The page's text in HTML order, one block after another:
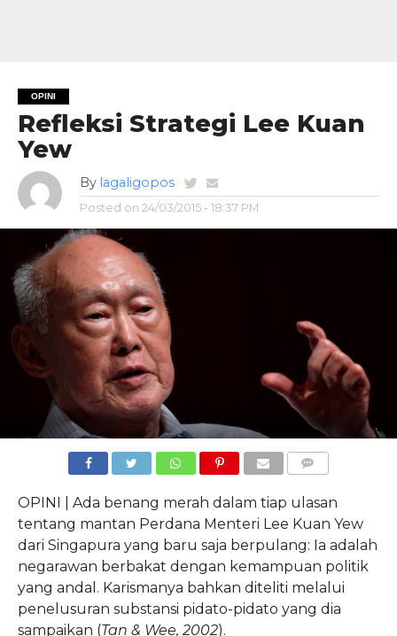
OPINI
Refleksi Strategi Lee Kuan
Yew
By lagaligopos
Posted on 24/03/2015 - 18:37 PM
OPINI | Ada benang merah dalam tiap ulasan
tentang mantan Perdana Menteri Lee Kuan Yew
dari Singapura yang baru saja berpulang: Ia adalah
negarawan berbakat dengan kemampuan politik
yang andal. Karismanya bahkan diteliti melalui
penelusuran substansi pidato-pidato yang dia
sampaikan (Tan & Wee, 2002).